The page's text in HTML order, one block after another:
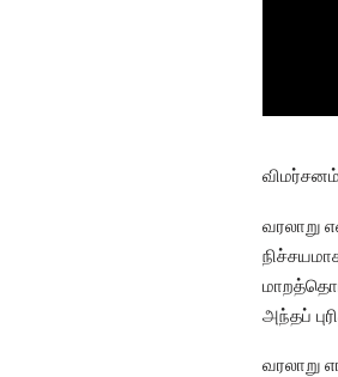
வரலாறு
அந்தப்
வரலாறு